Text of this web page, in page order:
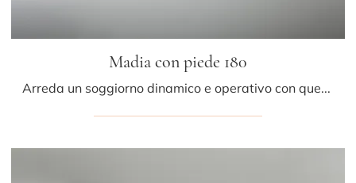
Madia con piede 180
Arreda un soggiorno dinamico e operativo con questa madia Madia con piede 180 di Caccaro: scopri le più esclusive Madie in gres.